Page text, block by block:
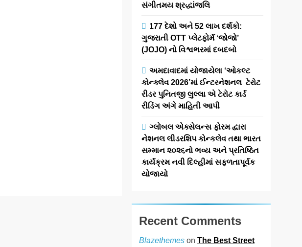
months
0 1 mins
ગુજરાત: ગુજરાતી
અગ્રેસર અને
લોકપ્રિય ઓટીટી
(OTT) પ્લેટફોર્મ
JOJO એપ પોતાના
દર્શકો માટે વધુ એક
શાનદાર પ્રાદેશિક
Read More
સંગીતમય શ્રદ્ધાંજલિ
177 દેશો અને 52 લાખ દર્શકો:
ગુજરાતી OTT પ્લેટફોર્મ ‘જોજો’
(JOJO) નો વિશ્વભરમાં દબદબો
અમદાવાદમાં યોજાયેલા ‘ઓકલ્ટ
કોન્ક્લેવ 2026’માં ઈન્ટરનેશનલ ટેરોટ
રીડર પુનિતજી લુલ્લા એ ટેરોટ કાર્ડ
રીડિંગ અંગે માહિતી આપી
ગ્લોબલ એક્સેલન્સ ફોરમ દ્વારા
નેશનલ લીડરશિપ કોન્કલેવ તથા ભારત
સમ્માન ૨૦૨૬નો ભવ્ય અને પ્રતિષ્ઠિત
કાર્યક્રમ નવી દિલ્હીમાં સફળતાપૂર્વક
યોજાયો
Recent Comments
Blazethemes on The Best Street